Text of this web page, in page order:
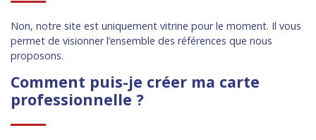
Non, notre site est uniquement vitrine pour le moment. Il vous
permet de visionner l’ensemble des références que nous
proposons.
Comment puis-je créer ma carte
professionnelle ?